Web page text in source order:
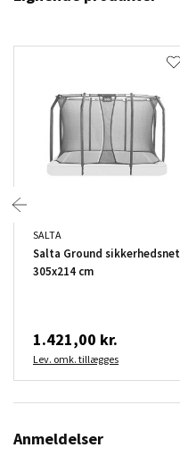
SALTA
Salta Ground sikkerhedsnet
305x214 cm
1.421,00 kr.
Lev. omk. tillægges
Anmeldelser